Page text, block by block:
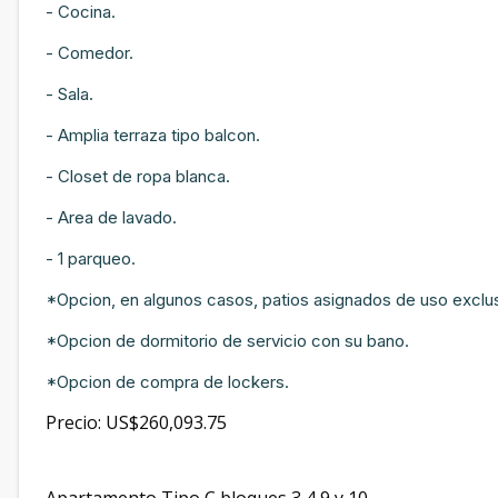
- Cocina.
- Comedor.
- Sala.
- Amplia terraza tipo balcon.
- Closet de ropa blanca.
- Area de lavado.
- 1 parqueo.
*Opcion, en algunos casos, patios asignados de uso
*Opcion de dormitorio de servicio con su bano.
*Opcion de compra de lockers.
Precio: US$260,093.75